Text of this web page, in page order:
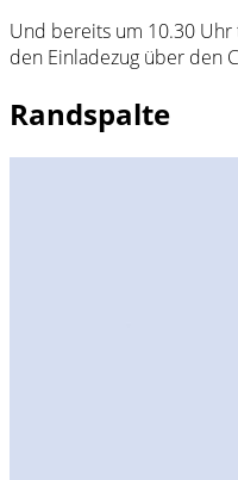
Und bereits um 10.30
den Einladezug über den
Randspalte